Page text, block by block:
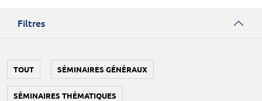
Filtres
TOUT SÉMINAIRES GÉNÉRAUX
SÉMINAIRES THÉMATIQUES